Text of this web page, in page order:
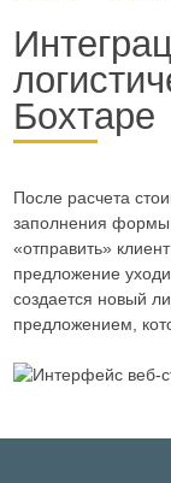
Бохтаре
Реализация
интеграции
с
1С
для
компании
После расчета
заполнения формы
«отправить»
предложение
создается новый
предложением,